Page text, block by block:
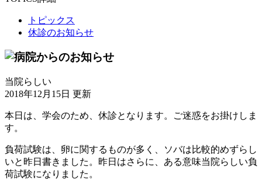
トピックス
休診のお知らせ
当院らしい
2018年12月15日 更新
本日は、学会のため、休診となります。ご迷惑をお掛けしま
す。
負荷試験は、卵に関するものが多く、ソバは比較的めずらし
いと昨日書きました。昨日はさらに、ある意味当院らしい負
荷試験になりました。